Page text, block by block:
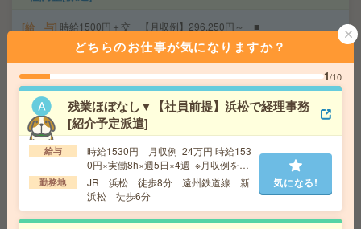
給 与 時給1500円＋交 【月収例】296,250円～ ■
給与の前払いが可能な速払いサービスあり
交通費支給あり
勤務地 愛知県名古屋市中村区 名古屋地下鉄東山
線 名古屋駅徒歩1分、名鉄名古屋本線 名鉄名古屋駅徒
歩1分
気になる!
＼来社不要／単発1日OK＊文房具の仕分け[派遣]
給 与 時給1,500円～1,875円
【三島市】三島駅・三島広小路駅・大場駅・
三島二日町駅・三島田町駅など勤務地多数！
どちらのお仕事が気になりますか？
1/10
残業ほぼなし▼【社員前提】浜松で経理事務
[紹介予定派遣]
給与
時給1530円 月収例 24万円 時給153
0円×実働8h×週5日×4週 ※月収例を保
証するものではありません。※給与即
受取りサービス利用可（利用条件有）
勤務地
JR 浜松 徒歩8分 遠州鉄道線 新
浜松 徒歩6分
気になる!